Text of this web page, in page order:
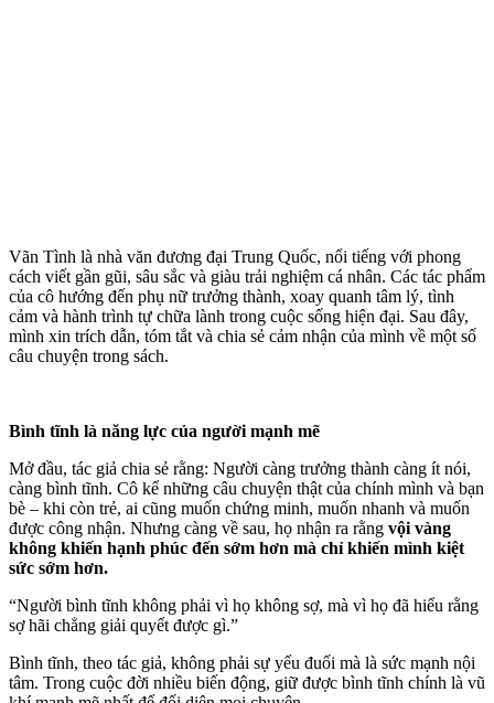
Vãn Tình là nhà văn đương đại Trung Quốc, nổi tiếng với phong
cách viết gần gũi, sâu sắc và giàu trải nghiệm cá nhân. Các tác phẩm
của cô hướng đến phụ nữ trưởng thành, xoay quanh tâm lý, tình
cảm và hành trình tự chữa lành trong cuộc sống hiện đại. Sau đây,
mình xin trích dẫn, tóm tắt và chia sẻ cảm nhận của mình về một số
câu chuyện trong sách.
Bình tĩnh là năng lực của người mạnh mẽ
Mở đầu, tác giả chia sẻ rằng: Người càng trưởng thành càng ít nói,
càng bình tĩnh. Cô kể những câu chuyện thật của chính mình và bạn
bè – khi còn trẻ, ai cũng muốn chứng minh, muốn nhanh và muốn
được công nhận. Nhưng càng về sau, họ nhận ra rằng vội vàng
không khiến hạnh phúc đến sớm hơn mà chỉ khiến mình kiệt
sức sớm hơn.
“Người bình tĩnh không phải vì họ không sợ, mà vì họ đã hiểu rằng
sợ hãi chẳng giải quyết được gì.”
Bình tĩnh, theo tác giả, không phải sự yếu đuối mà là sức mạnh nội
tâm. Trong cuộc đời nhiều biến động, giữ được bình tĩnh chính là vũ